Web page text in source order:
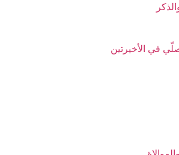
في الأخيرتين‏